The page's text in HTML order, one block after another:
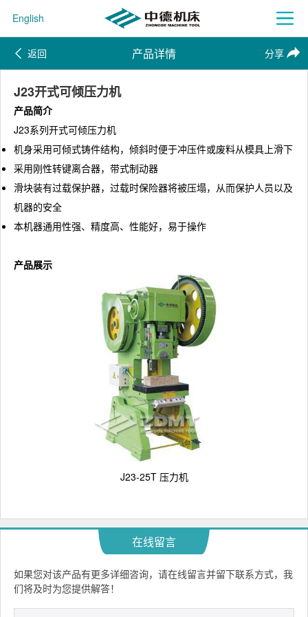
English
返回 产品详情 分享
J23开式可倾压力机
产品简介
J23系列开式可倾压力机
机身采用可倾式铸件结构，倾斜时便于冲压件或废料从模具上滑下
采用刚性转键离合器，带式制动器
滑块装有过载保护器，过载时保险器将被压塌，从而保护人员以及
机器的安全
本机器通用性强、精度高、性能好，易于操作
产品展示
J23-25T 压力机
在线留言
如果您对该产品有更多详细咨询，请在线留言并留下联系方式，我
们将及时为您提供解答！